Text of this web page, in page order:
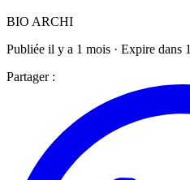
BIO ARCHI
Publiée il y a 1 mois · Expire dans
Partager :